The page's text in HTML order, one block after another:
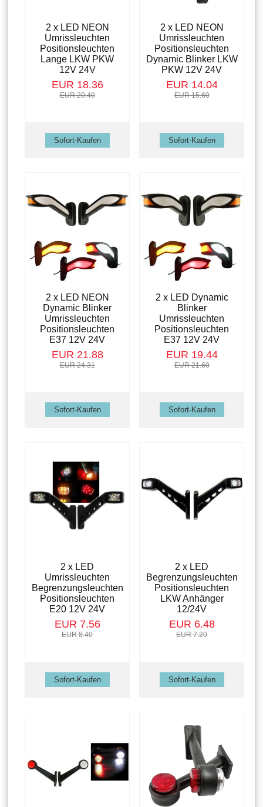
2 x LED NEON
Umrissleuchten
Positionsleuchten
Lange LKW PKW
12V 24V
EUR 18.36
EUR 20.40
2 x LED NEON
Umrissleuchten
Positionsleuchten
Dynamic Blinker LKW
PKW 12V 24V
EUR 14.04
EUR 15.60
2 x LED NEON
Dynamic Blinker
Umrissleuchten
Positionsleuchten
E37 12V 24V
EUR 21.88
EUR 24.31
2 x LED Dynamic
Blinker
Umrissleuchten
Positionsleuchten
E37 12V 24V
EUR 19.44
EUR 21.60
2 x LED
Umrissleuchten
Begrenzungsleuchten
Positionsleuchten
E20 12V 24V
EUR 7.56
EUR 8.40
2 x LED
Begrenzungsleuchten
Positionsleuchten
LKW Anhänger
12/24V
EUR 6.48
EUR 7.20